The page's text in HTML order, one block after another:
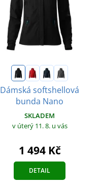
Dámská softshellová
bunda Nano
SKLADEM
v úterý 11. 8. u vás
1 494 Kč
DETAIL